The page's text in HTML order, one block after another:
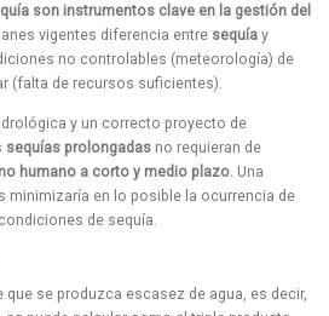
son instrumentos clave en la gestión del
vigentes diferencia entre sequía y
no controlables (meteorología) de
(falta de recursos suficientes).
y un correcto proyecto de
sequías prolongadas no requieran de
humano a corto y medio plazo. Una
minimizaría en lo posible la ocurrencia de
de sequía.
que se produzca escasez de agua, es decir,